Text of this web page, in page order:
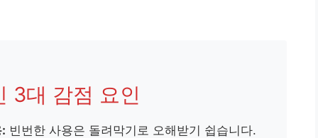
3대 감점 요인
빈번한 사용은 돌려막기로 오해받기 쉽습니다.